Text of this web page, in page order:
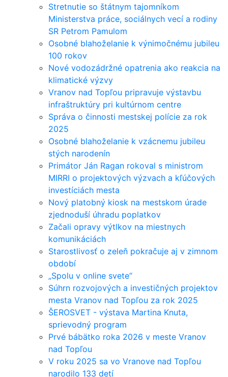
Stretnutie so štátnym tajomníkom
Ministerstva práce, sociálnych vecí a rodiny
SR Petrom Pamulom
Osobné blahoželanie k výnimočnému jubileu
100 rokov
Nové vodozádržné opatrenia ako reakcia na
klimatické výzvy
Vranov nad Topľou pripravuje výstavbu
infraštruktúry pri kultúrnom centre
Správa o činnosti mestskej polície za rok
2025
Osobné blahoželanie k vzácnemu jubileu
stých narodenín
Primátor Ján Ragan rokoval s ministrom
MIRRI o projektových výzvach a kľúčových
investíciách mesta
Nový platobný kiosk na mestskom úrade
zjednoduší úhradu poplatkov
Začali opravy výtlkov na miestnych
komunikáciách
Starostlivosť o zeleň pokračuje aj v zimnom
období
„Spolu v online svete“
Súhrn rozvojových a investičných projektov
mesta Vranov nad Topľou za rok 2025
ŠEROSVET - výstava Martina Knuta,
sprievodný program
Prvé bábätko roka 2026 v meste Vranov
nad Topľou
V roku 2025 sa vo Vranove nad Topľou
narodilo 133 detí